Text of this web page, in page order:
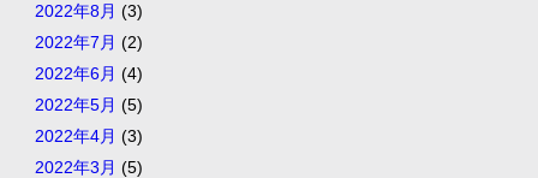
2022年8月 (3)
2022年7月 (2)
2022年6月 (4)
2022年5月 (5)
2022年4月 (3)
2022年3月 (5)